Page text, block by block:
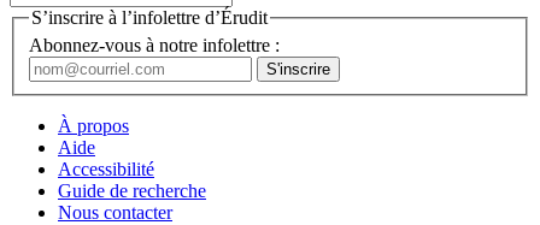
S’inscrire à l’infolettre d’Érudit
Abonnez-vous à notre infolettre :
À propos
Aide
Accessibilité
Guide de recherche
Nous contacter